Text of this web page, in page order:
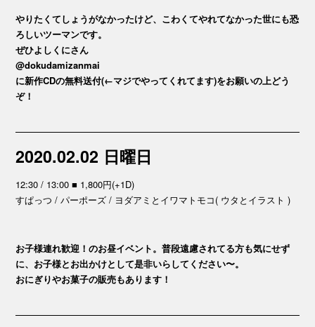
やりたくてしょうがなかったけど、こわくてやれてなかった世にも恐
ろしいツーマンです。
ぜひよしくにさん
@dokudamizanmai
に新作CDの無料送付(←マジでやってくれてます)をお願いの上どう
ぞ！
2020.02.02 日曜日
12:30 / 13:00 ■ 1,800円(+1D)
すぱっつ / パーポーズ / ヨダアミとイワマトモコ( ウタとイラスト )
お子様連れ歓迎！のお昼イベント。普段遠慮されてる方も気にせず
に、お子様とお出かけとして是非いらしてください〜。
おにぎりやお菓子の販売もあります！